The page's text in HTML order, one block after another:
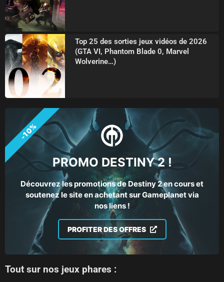
Top 25 des sorties jeux vidéos de 2026
(GTA VI, Phantom Blade 0, Marvel
Wolverine…)
PROMO DESTINY 2 !
Découvrez les promotions de Destiny 2 en cours et
soutenez le site en achetant sur Gameplanet via
nos liens !
PROFITER DES OFFRES
-10%
Tout sur nos jeux phares :